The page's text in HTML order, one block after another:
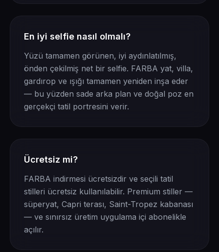
En iyi selfie nasıl olmalı?
Yüzü tamamen görünen, iyi aydınlatılmış,
önden çekilmiş net bir selfie. FARBA yat, villa,
gardırop ve ışığı tamamen yeniden inşa eder
— bu yüzden sade arka plan ve doğal poz en
gerçekçi tatil portresini verir.
Ücretsiz mi?
FARBA indirmesi ücretsizdir ve seçili tatil
stilleri ücretsiz kullanılabilir. Premium stiller —
süperyat, Capri terası, Saint-Tropez kabanası
— ve sınırsız üretim uygulama içi abonelikle
açılır.